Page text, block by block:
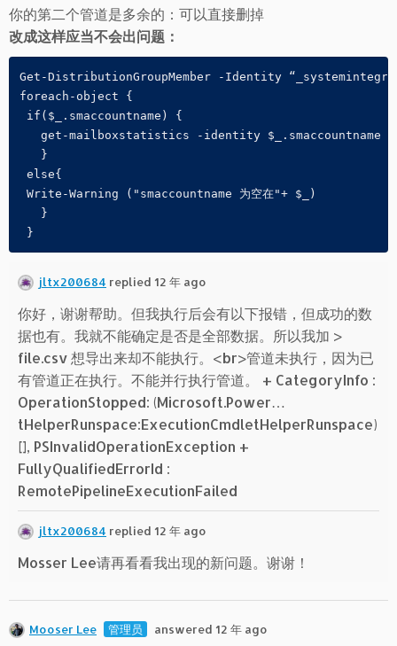
你的第二个管道是多余的：可以直接删掉
改成这样应当不会出问题：
Get-DistributionGroupMember -Identity
foreach-object {
if($_.smaccountname) {
get-mailboxstatistics -identity $_.smaccountname
}
else{
Write-Warning ("smaccountname 为空在"+ $_)
}
}
jltx200684 replied 12 年 ago
你好，谢谢帮助。但我执行后会有以下报错，但成功的数
据也有。我就不能确定是否是全部数据。所以我加 >
file.csv 想导出来却不能执行。<br>管道未执行，因为已
有管道正在执行。不能并行执行管道。 + CategoryInfo :
OperationStopped: (Microsoft.Power…
tHelperRunspace:ExecutionCmdletHelperRunspace)
[], PSInvalidOperationException +
FullyQualifiedErrorId :
RemotePipelineExecutionFailed
jltx200684 replied 12 年 ago
Mosser Lee请再看看我出现的新问题。谢谢！
Mooser Lee 管理员 answered 12 年 ago